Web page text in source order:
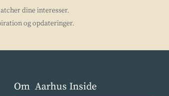
dine interesser.
og opdateringer.
Om Aarhus Inside